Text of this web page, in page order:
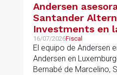
Andersen
Santander
Investments en
de un nuevo
la financiación
europeas
16/07/2026Fiscal
El equipo de Andersen
Andersen en
Bernabé de Marcelino,